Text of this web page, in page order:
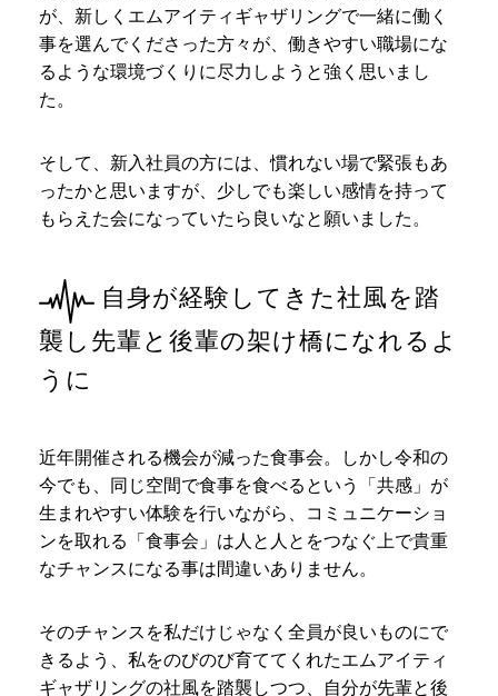
が、新しくエムアイティギャザリングで一緒に働く
事を選んでくださった方々が、働きやすい職場にな
るような環境づくりに尽力しようと強く思いまし
た。
そして、新入社員の方には、慣れない場で緊張もあ
ったかと思いますが、少しでも楽しい感情を持って
もらえた会になっていたら良いなと願いました。
自身が経験してきた社風を踏
襲し先輩と後輩の架け橋になれるよ
うに
近年開催される機会が減った食事会。しかし令和の
今でも、同じ空間で食事を食べるという「共感」が
生まれやすい体験を行いながら、コミュニケーショ
ンを取れる「食事会」は人と人とをつなぐ上で貴重
なチャンスになる事は間違いありません。
そのチャンスを私だけじゃなく全員が良いものにで
きるよう、私をのびのび育ててくれたエムアイティ
ギャザリングの社風を踏襲しつつ、自分が先輩と後